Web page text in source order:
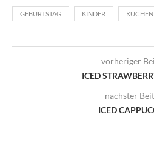
GEBURTSTAG KINDER KUCHEN
vorheriger
ICED
nächster
ICED